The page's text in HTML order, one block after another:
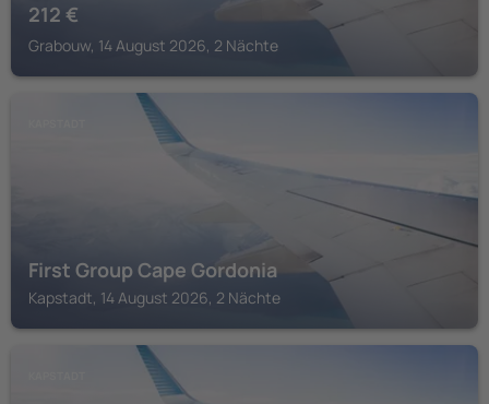
212 €
Grabouw, 14 August 2026, 2 Nächte
First Group Cape Gordonia
Kapstadt, 14 August 2026, 2 Nächte